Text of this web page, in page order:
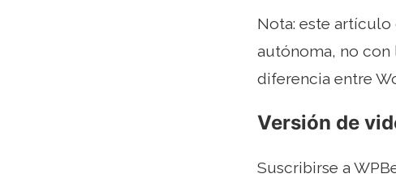
Nota: este artículo
autónoma, no con
diferencia entre
Versión de
Suscribirse a